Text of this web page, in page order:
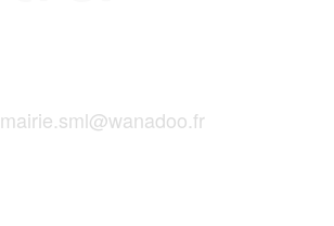
mairie.sml@wanadoo.fr